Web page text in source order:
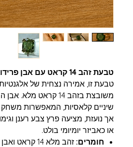
טבעת זהב 14 קראט עם אבן פרידוט בחיתוך מרובע
טבעת זו, אמירה נצחית של
משובצת בזהב 14
שיניים קלאסיות, המאפשרות משחק
אך נועזת, מציעה פרץ צבע רענן
או כאביזר יומיומי בולט.
חומרים: זהב מלא 14 קראט ואבן פרידוט טבעית